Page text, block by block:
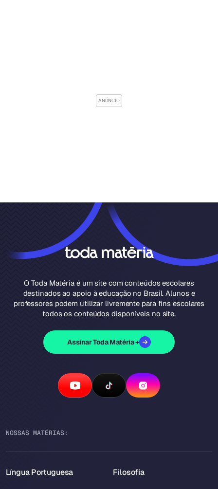
O Toda Matéria é um site com conteúdos escolares
destinados ao apoio à educação no Brasil. Alunos e
professores podem utilizar livremente para fins escolares
todos os conteúdos disponíveis no site.
Assinar Toda Matéria +
NOSSAS MATÉRIAS:
Língua Portuguesa Filosofia